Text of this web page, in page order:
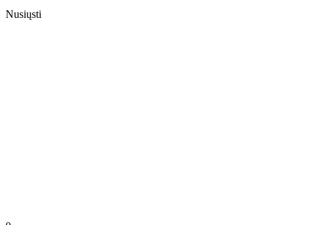
Nusiųsti